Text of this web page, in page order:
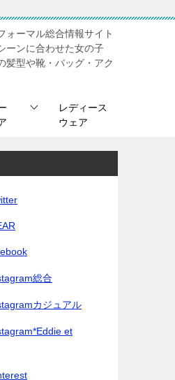
ォーマル総合情報サイト
ーンに合わせた女の子
髪型や靴・バッグ・アク
レディース
ウェア
総合
カジュアル
et